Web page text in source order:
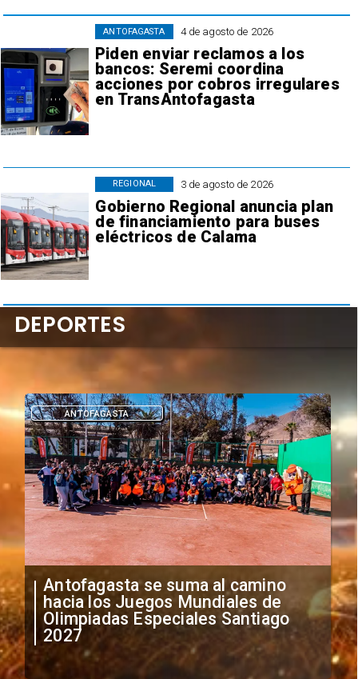
4 de agosto de 2026
Piden enviar reclamos a los
bancos: Seremi coordina
acciones por cobros irregulares
en TransAntofagasta
ANTOFAGASTA
3 de agosto de 2026
Gobierno Regional anuncia plan
de financiamiento para buses
eléctricos de Calama
REGIONAL
Antofagasta se suma al camino
hacia los Juegos Mundiales de
Olimpiadas Especiales Santiago
2027
ANTOFAGASTA
DEPORTES